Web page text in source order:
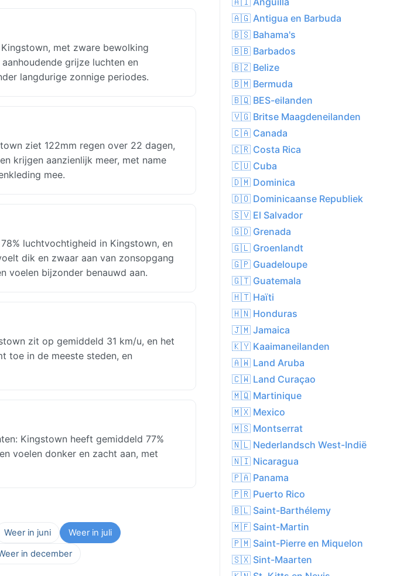
met zware bewolking
grijze luchten en
langdurige zonnige periodes.
ziet 122mm regen over 22 dagen,
krijgen aanzienlijk meer, met name
mee.
luchtvochtigheid in Kingstown, en
dik en zwaar aan van zonsopgang
voelen bijzonder benauwd aan.
zit op gemiddeld 31 km/u, en het
toe in de meeste steden, en
Kingstown heeft gemiddeld 77%
voelen donker en zacht aan, met
Weer in juni
Weer in juli
in december
🇦🇬 Antigua en Barbuda
🇧🇸 Bahama's
🇧🇧 Barbados
🇧🇿 Belize
🇧🇲 Bermuda
🇧🇶 BES-eilanden
🇻🇬 Britse Maagdeneilanden
🇨🇦 Canada
🇨🇷 Costa Rica
🇨🇺 Cuba
🇩🇲 Dominica
🇩🇴 Dominicaanse Republiek
🇸🇻 El Salvador
🇬🇩 Grenada
🇬🇱 Groenlandt
🇬🇵 Guadeloupe
🇬🇹 Guatemala
🇭🇹 Haïti
🇭🇳 Honduras
🇯🇲 Jamaica
🇰🇾 Kaaimaneilanden
🇦🇼 Land Aruba
🇨🇼 Land Curaçao
🇲🇶 Martinique
🇲🇽 Mexico
🇲🇸 Montserrat
🇳🇱 Nederlandsch West-Indië
🇳🇮 Nicaragua
🇵🇦 Panama
🇵🇷 Puerto Rico
🇧🇱 Saint-Barthélemy
🇲🇫 Saint-Martin
🇵🇲 Saint-Pierre en Miquelon
🇸🇽 Sint-Maarten